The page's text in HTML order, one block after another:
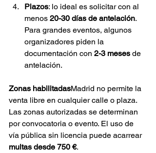
Plazos: lo ideal es solicitar con al
menos 20-30 días de antelación.
Para grandes eventos, algunos
organizadores piden la
documentación con 2-3 meses de
antelación.
Zonas habilitadasMadrid no permite la
venta libre en cualquier calle o plaza.
Las zonas autorizadas se determinan
por convocatoria o evento. El uso de
vía pública sin licencia puede acarrear
multas desde 750 €.